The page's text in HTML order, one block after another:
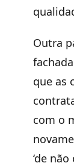
Outra
que as
com o
‘de